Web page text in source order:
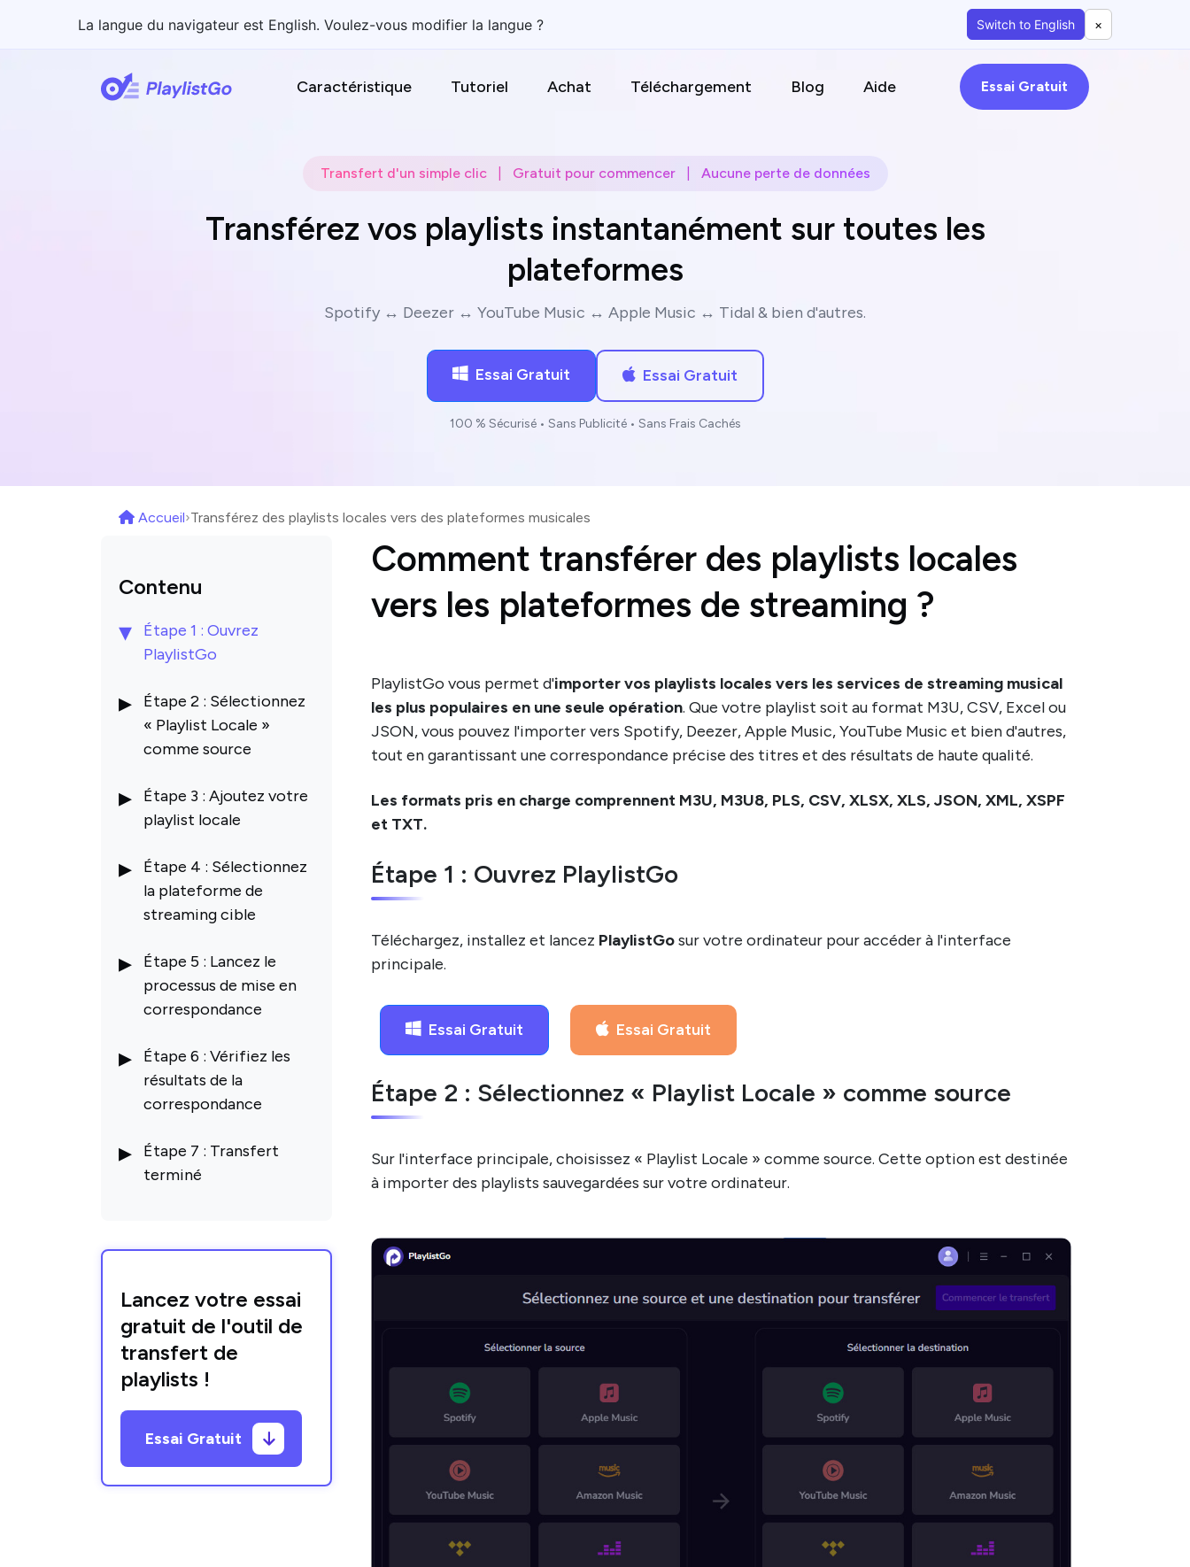
La langue du navigateur est English. Voulez-vous modifier la langue ? Switch to English ×
Caractéristique Tutoriel Achat Téléchargement Blog Aide Essai Gratuit
Transfert d'un simple clic Gratuit pour commencer Aucune perte de données
Transférez vos playlists instantanément sur toutes les
plateformes
Spotify ↔ Deezer ↔ YouTube Music ↔ Apple Music ↔ Tidal & bien d'autres.
Essai Gratuit Essai Gratuit
100 % Sécurisé • Sans Publicité • Sans Frais Cachés
Accueil›Transférez des playlists locales vers des plateformes musicales
Contenu
Étape 1 : Ouvrez
PlaylistGo
Étape 2 : Sélectionnez
« Playlist Locale »
comme source
Étape 3 : Ajoutez votre
playlist locale
Étape 4 : Sélectionnez
la plateforme de
streaming cible
Étape 5 : Lancez le
processus de mise en
correspondance
Étape 6 : Vérifiez les
résultats de la
correspondance
Étape 7 : Transfert
terminé
Lancez votre essai
gratuit de l'outil de
transfert de
playlists !
Essai Gratuit
Comment transférer des playlists locales
vers les plateformes de streaming ?
PlaylistGo vous permet d'importer vos playlists locales vers les services de streaming musical
les plus populaires en une seule opération. Que votre playlist soit au format M3U, CSV, Excel ou
JSON, vous pouvez l'importer vers Spotify, Deezer, Apple Music, YouTube Music et bien d'autres,
tout en garantissant une correspondance précise des titres et des résultats de haute qualité.
Les formats pris en charge comprennent M3U, M3U8, PLS, CSV, XLSX, XLS, JSON, XML, XSPF
et TXT.
Étape 1 : Ouvrez PlaylistGo
Téléchargez, installez et lancez PlaylistGosur votre ordinateur pour accéder à l'interface
principale.
Essai Gratuit Essai Gratuit
Étape 2 : Sélectionnez « Playlist Locale » comme source
Sur l'interface principale, choisissez « Playlist Locale » comme source. Cette option est destinée
à importer des playlists sauvegardées sur votre ordinateur.